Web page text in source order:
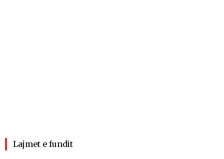
Lajmet e fundit